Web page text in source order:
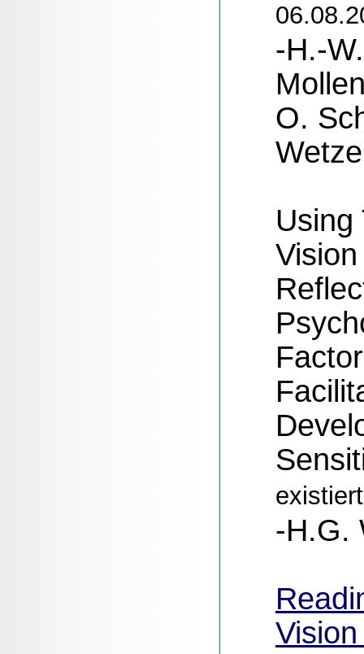
-H.-
O.
Using
-H.G.